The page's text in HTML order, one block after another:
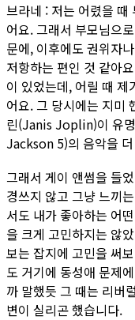
브라네 : 저는 어렸을 때
어요. 그래서 부모님으
문에, 이후에도 권위자
저항하는 편인 것 같아
이 있었는데, 어릴 때
어요. 그 당시에는 지
린(Janis Joplin)이 유
Jackson 5)의 음악을
그래서 게이 앤썸을 들
경쓰지 않고 그냥 느끼
서도 내가 좋아하는 어
을 크게 고민하지는 않
보는 잡지에 고민을 써
도 거기에 동성애 문제
까 말했듯 그 때는 리버
변이 실리곤 했습니다.